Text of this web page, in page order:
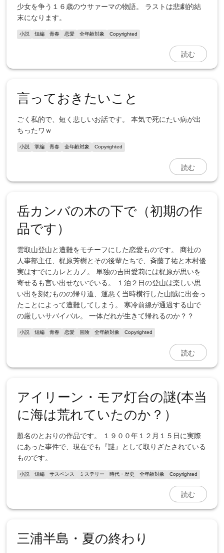
少女を争う１６歳のウサァーマの物語。 ラストは悲劇的結
末になります。
小説 短編 青春 恋愛 全年齢対象 Copyrighted
読む
言っておきたいこと
ごく私的で、短く悲しいお話です。 本気で死にたい病が出
ちったワｗ
小説 掌編 青春 全年齢対象 Copyrighted
読む
岳カンバの木の下で（初期の作
品です）
雲取山登山と遭難をモチーフにした恋愛ものです。 商社の
人事部主任、梶原芳樹とその後輩たちで、斉藤了祐と木村優
実はすでにカレとカノ。 単独の吉田愛莉には梶原が思いを
寄せるも言い出せないでいる。 １泊２日の登山は楽しい思
い出を刻むものの帰り道、運悪く当時横行した山賊に出会っ
たことによって遭難してしまう。 寒冷前線が通過する山で
の厳しいサバイバル。 一体だれが生きて帰れるのか？？
小説 短編 青春 恋愛 冒険 全年齢対象 Copyrighted
読む
アイリーン・モア灯台の謎(本当
に海は荒れていたのか？）
題名のとおりの作品です。 １９００年１２月１５日に実際
にあった事件で、現在でも『謎』として取りざたされている
ものです。
小説 短編 サスペンス ミステリー 時代・歴史 全年齢対象 Copyrighted
読む
三浦半島・夏の終わり